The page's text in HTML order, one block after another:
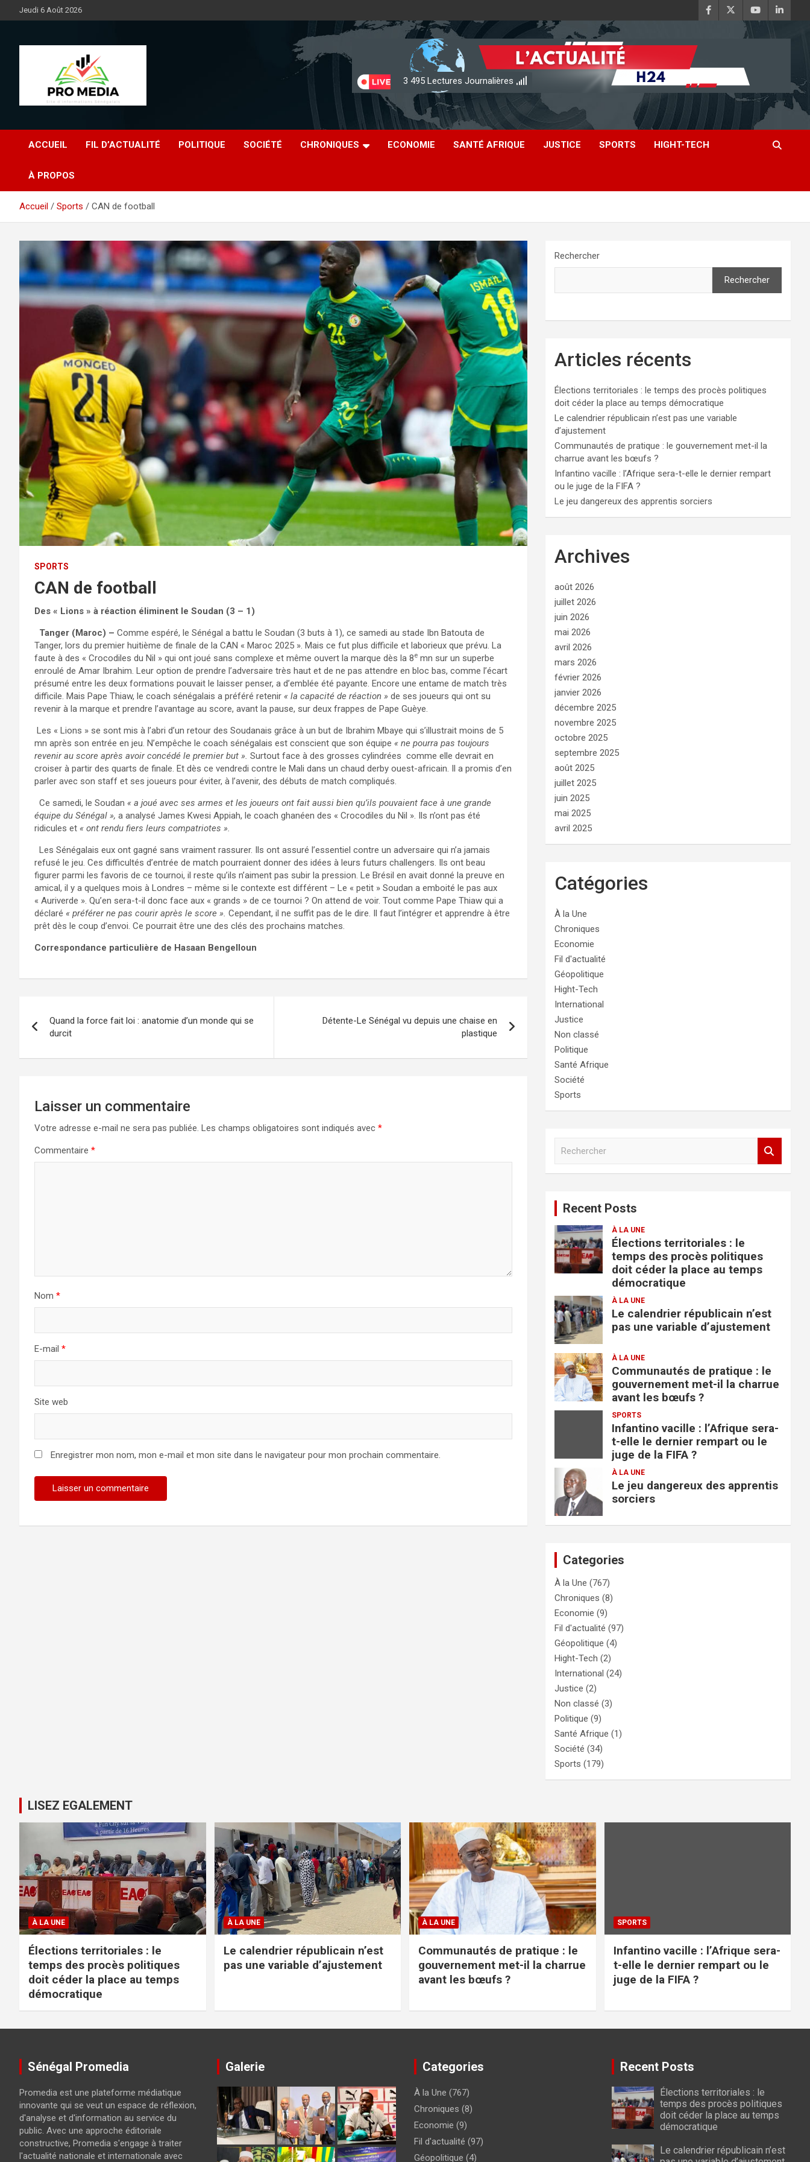
au
Jeudi 6 Août 2026
3 495Lectures Journalières
ACCUEIL FIL D’ACTUALITÉ POLITIQUE SOCIÉTÉ CHRONIQUES ECONOMIE SANTÉ AFRIQUE JUSTICE SPORTS HIGHT-TECH
À PROPOS
Accueil Sports CAN de football
SPORTS
CAN de football
Des « Lions » à réaction éliminent le Soudan (3 – 1)
Tanger (Maroc) – Comme espéré, le Sénégal a battu le Soudan (3 buts à 1), ce samedi au stade Ibn Batouta de
Tanger, lors du premier huitième de finale de la CAN « Maroc 2025 ». Mais ce fut plus difficile et laborieux que prévu. La
faute à des « Crocodiles du Nil » qui ont joué sans complexe et même ouvert la marque dès la 8e mn sur un superbe
enroulé de Amar Ibrahim. Leur option de prendre l’adversaire très haut et de ne pas attendre en bloc bas, comme l’écart
présumé entre les deux formations pouvait le laisser penser, a d’emblée été payante. Encore une entame de match très
difficile. Mais Pape Thiaw, le coach sénégalais a préféré retenir « la capacité de réaction » de ses joueurs qui ont su
revenir à la marque et prendre l’avantage au score, avant la pause, sur deux frappes de Pape Guèye.
Les « Lions » se sont mis à l’abri d’un retour des Soudanais grâce à un but de Ibrahim Mbaye qui s’illustrait moins de 5
mn après son entrée en jeu. N’empêche le coach sénégalais est conscient que son équipe « ne pourra pas toujours
revenir au score après avoir concédé le premier but ». Surtout face à des grosses cylindrées comme elle devrait en
croiser à partir des quarts de finale. Et dès ce vendredi contre le Mali dans un chaud derby ouest-africain. Il a promis d’en
parler avec son staff et ses joueurs pour éviter, à l’avenir, des débuts de match compliqués.
Ce samedi, le Soudan « a joué avec ses armes et les joueurs ont fait aussi bien qu’ils pouvaient face à une grande
équipe du Sénégal », a analysé James Kwesi Appiah, le coach ghanéen des « Crocodiles du Nil ». Ils n’ont pas été
ridicules et « ont rendu fiers leurs compatriotes ».
Les Sénégalais eux ont gagné sans vraiment rassurer. Ils ont assuré l’essentiel contre un adversaire qui n’a jamais
refusé le jeu. Ces difficultés d’entrée de match pourraient donner des idées à leurs futurs challengers. Ils ont beau
figurer parmi les favoris de ce tournoi, il reste qu’ils n’aiment pas subir la pression. Le Brésil en avait donné la preuve en
amical, il y a quelques mois à Londres – même si le contexte est différent – Le « petit » Soudan a emboité le pas aux
« Auriverde ». Qu’en sera-t-il donc face aux « grands » de ce tournoi ? On attend de voir. Tout comme Pape Thiaw qui a
déclaré « préférer ne pas courir après le score ». Cependant, il ne suffit pas de le dire. Il faut l’intégrer et apprendre à être
prêt dès le coup d’envoi. Ce pourrait être une des clés des prochains matches.
Correspondance particulière de Hasaan Bengelloun
de
l’article
Quand la force fait loi : anatomie d’un monde qui se
durcit
Détente-Le Sénégal vu depuis une chaise en
plastique
Laisser un commentaire
Votre adresse e-mail ne sera pas publiée. Les champs obligatoires sont indiqués avec *
Commentaire *
Nom *
E-mail *
Site web
Enregistrer mon nom, mon e-mail et mon site dans le navigateur pour mon prochain commentaire.
Rechercher
Rechercher
Articles récents
Élections territoriales : le temps des procès politiques
doit céder la place au temps démocratique
Le calendrier républicain n’est pas une variable
d’ajustement
Communautés de pratique : le gouvernement met-il la
charrue avant les bœufs ?
Infantino vacille : l’Afrique sera-t-elle le dernier rempart
ou le juge de la FIFA ?
Le jeu dangereux des apprentis sorciers
Archives
août 2026
juillet 2026
juin 2026
mai 2026
avril 2026
mars 2026
février 2026
janvier 2026
décembre 2025
novembre 2025
octobre 2025
septembre 2025
août 2025
juillet 2025
juin 2025
mai 2025
avril 2025
Catégories
À la Une
Chroniques
Economie
Fil d'actualité
Géopolitique
Hight-Tech
International
Justice
Non classé
Politique
Santé Afrique
Société
Sports
c
h
e
r
Recent Posts
À LA UNE
Élections territoriales : le
temps des procès politiques
doit céder la place au temps
démocratique
À LA UNE
Le calendrier républicain n’est
pas une variable d’ajustement
À LA UNE
Communautés de pratique : le
gouvernement met-il la charrue
avant les bœufs ?
SPORTS
Infantino vacille : l’Afrique sera-
t-elle le dernier rempart ou le
juge de la FIFA ?
À LA UNE
Le jeu dangereux des apprentis
sorciers
Categories
À la Une (767)
Chroniques (8)
Economie (9)
Fil d'actualité (97)
Géopolitique (4)
Hight-Tech (2)
International (24)
Justice (2)
Non classé (3)
Politique (9)
Santé Afrique (1)
Société (34)
Sports (179)
LISEZ EGALEMENT
À LA UNE
Élections territoriales : le
temps des procès politiques
doit céder la place au temps
démocratique
À LA UNE
Le calendrier républicain n’est
pas une variable d’ajustement
À LA UNE
Communautés de pratique : le
gouvernement met-il la charrue
avant les bœufs ?
SPORTS
Infantino vacille : l’Afrique sera-
t-elle le dernier rempart ou le
juge de la FIFA ?
Sénégal Promedia
Promedia est une plateforme médiatique
innovante qui se veut un espace de réflexion,
d'analyse et d'information au service du
public. Avec une approche éditoriale
constructive, Promedia s'engage à traiter
l'actualité nationale et internationale avec
Galerie Categories
À la Une (767)
Chroniques (8)
Economie (9)
Fil d'actualité (97)
Géopolitique (4)
Recent Posts
Élections territoriales : le
temps des procès politiques
doit céder la place au temps
démocratique
Le calendrier républicain n’est